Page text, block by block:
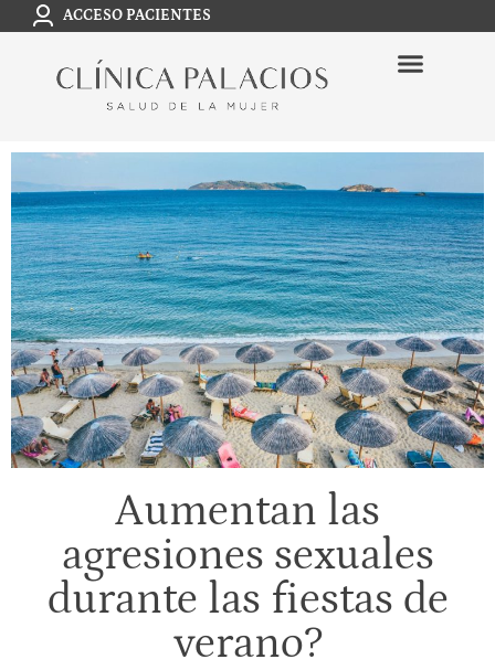
ACCESO PACIENTES
Aumentan las
agresiones sexuales
durante las fiestas de
verano?